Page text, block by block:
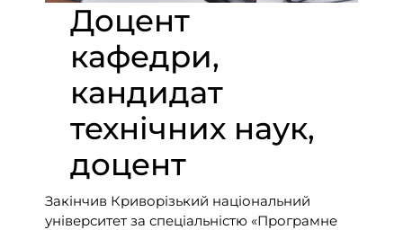
Доцент
кафедри,
кандидат
технічних наук,
доцент
Закінчив Криворізький національний
університет за спеціальністю «Програмне